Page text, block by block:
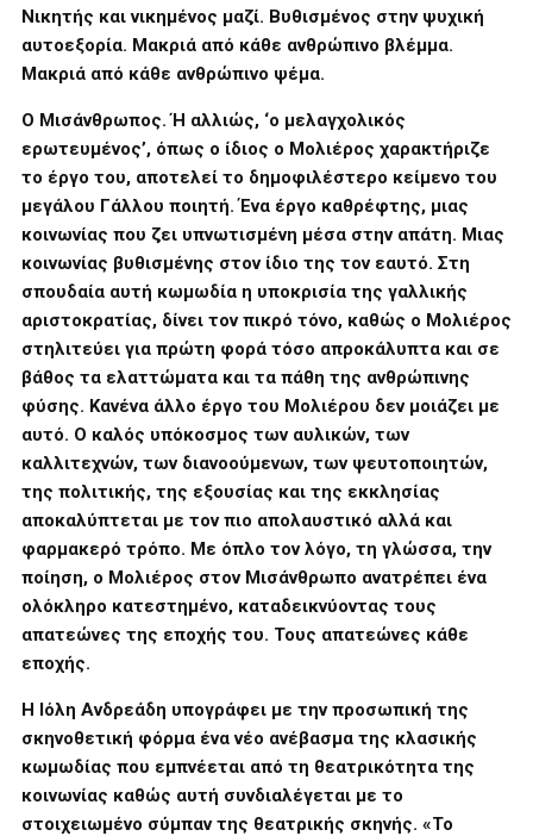
Νικητής και νικημένος μαζί. Βυθισμένος στην ψυχική
αυτοεξορία. Μακριά από κάθε ανθρώπινο βλέμμα.
Μακριά από κάθε ανθρώπινο ψέμα.
Ο Μισάνθρωπος. Ή αλλιώς, ‘ο μελαγχολικός
ερωτευμένος’, όπως ο ίδιος ο Μολιέρος χαρακτήριζε
το έργο του, αποτελεί το δημοφιλέστερο κείμενο του
μεγάλου Γάλλου ποιητή. Ένα έργο καθρέφτης, μιας
κοινωνίας που ζει υπνωτισμένη μέσα στην απάτη. Μιας
κοινωνίας βυθισμένης στον ίδιο της τον εαυτό. Στη
σπουδαία αυτή κωμωδία η υποκρισία της γαλλικής
αριστοκρατίας, δίνει τον πικρό τόνο, καθώς ο Μολιέρος
στηλιτεύει για πρώτη φορά τόσο απροκάλυπτα και σε
βάθος τα ελαττώματα και τα πάθη της ανθρώπινης
φύσης. Κανένα άλλο έργο του Μολιέρου δεν μοιάζει με
αυτό. Ο καλός υπόκοσμος των αυλικών, των
καλλιτεχνών, των διανοούμενων, των ψευτοποιητών,
της πολιτικής, της εξουσίας και της εκκλησίας
αποκαλύπτεται με τον πιο απολαυστικό αλλά και
φαρμακερό τρόπο. Με όπλο τον λόγο, τη γλώσσα, την
ποίηση, ο Μολιέρος στον Μισάνθρωπο ανατρέπει ένα
ολόκληρο κατεστημένο, καταδεικνύοντας τους
απατεώνες της εποχής του. Τους απατεώνες κάθε
εποχής.
Η Ιόλη Ανδρεάδη υπογράφει με την προσωπική της
σκηνοθετική φόρμα ένα νέο ανέβασμα της κλασικής
κωμωδίας που εμπνέεται από τη θεατρικότητα της
κοινωνίας καθώς αυτή συνδιαλέγεται με το
στοιχειωμένο σύμπαν της θεατρικής σκηνής. «Το